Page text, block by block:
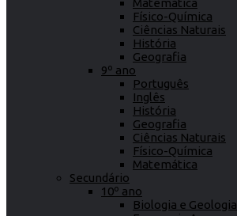
Matemática
Físico-Química
Ciências Naturais
História
Geografia
9º ano
Português
Inglês
História
Geografia
Ciências Naturais
Físico-Química
Matemática
Secundário
10º ano
Biologia e Geologia